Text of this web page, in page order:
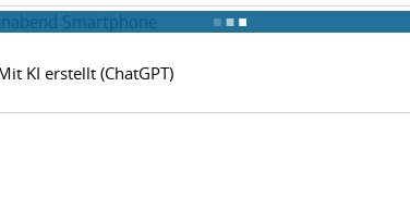
KI erstellt (ChatGPT)